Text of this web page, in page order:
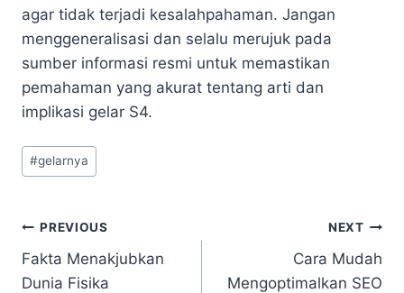
agar tidak terjadi kesalahpahaman. Jangan
menggeneralisasi dan selalu merujuk pada
sumber informasi resmi untuk memastikan
pemahaman yang akurat tentang arti dan
implikasi gelar S4.
Post
Tags:
#gelarnya
Navigasi
pos
PREVIOUS
Fakta Menakjubkan
Dunia Fisika
NEXT
Cara Mudah
Mengoptimalkan SEO